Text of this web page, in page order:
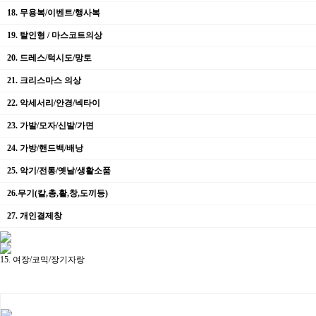
18. 무용복/이벤트/행사복
19. 탈인형 / 마스코트의상
20. 드레스/턱시도/망토
21. 크리스마스 의상
22. 악세서리/안경/넥타이
23. 가발/모자/신발/가면
24. 가방/핸드백/배낭
25. 악기/전통/옛날/생활소품
26.무기(칼,총,활,창,도끼등)
27. 개인결제창
15. 여장/코믹/장기자랑